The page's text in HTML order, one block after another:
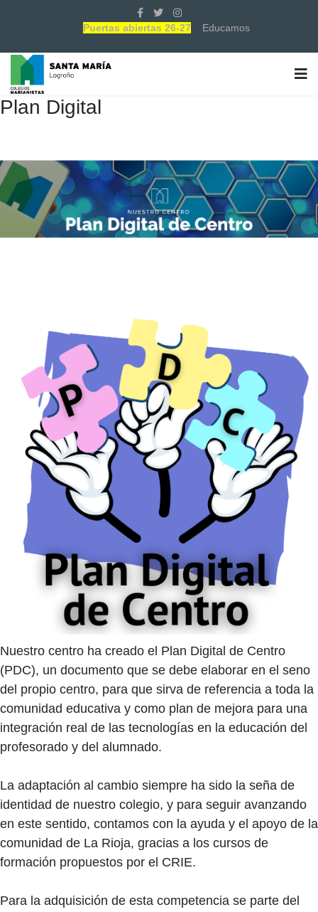
Puertas abiertas 26-27 Educamos
Plan Digital
Nuestro centro ha creado el Plan Digital de Centro
(PDC), un documento que se debe elaborar en el seno
del propio centro, para que sirva de referencia a toda la
comunidad educativa y como plan de mejora para una
integración real de las tecnologías en la educación del
profesorado y del alumnado.
La adaptación al cambio siempre ha sido la seña de
identidad de nuestro colegio, y para seguir avanzando
en este sentido, contamos con la ayuda y el apoyo de la
comunidad de La Rioja, gracias a los cursos de
formación propuestos por el CRIE.
Para la adquisición de esta competencia se parte del